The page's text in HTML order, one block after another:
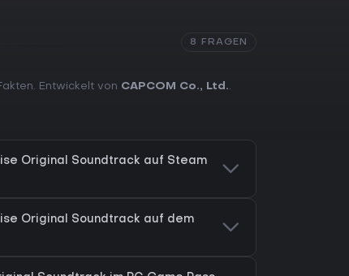
8 FRAGEN
Entwickelt von CAPCOM Co., Ltd..
Original Soundtrack auf Steam
Original Soundtrack auf dem